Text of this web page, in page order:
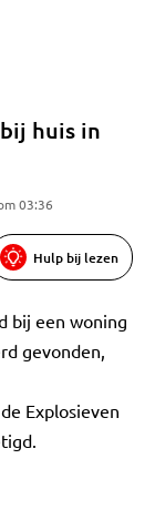
huis in
03:36
Hulp bij lezen
bij een woning
gevonden,
Explosieven